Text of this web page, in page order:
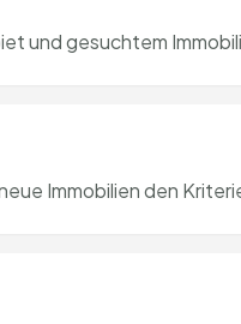
und gesuchtem
Immobilien den